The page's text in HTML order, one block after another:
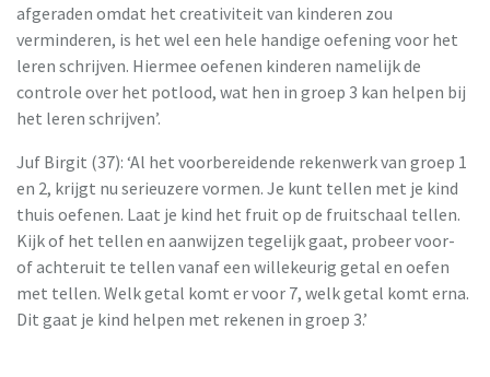
afgeraden omdat het creativiteit van kinderen zou
verminderen, is het wel een hele handige oefening voor het
leren schrijven. Hiermee oefenen kinderen namelijk de
controle over het potlood, wat hen in groep 3 kan helpen bij
het leren schrijven’.
Juf Birgit (37): ‘Al het voorbereidende rekenwerk van groep 1
en 2, krijgt nu serieuzere vormen. Je kunt tellen met je kind
thuis oefenen. Laat je kind het fruit op de fruitschaal tellen.
Kijk of het tellen en aanwijzen tegelijk gaat, probeer voor-
of achteruit te tellen vanaf een willekeurig getal en oefen
met tellen. Welk getal komt er voor 7, welk getal komt erna.
Dit gaat je kind helpen met rekenen in groep 3.’